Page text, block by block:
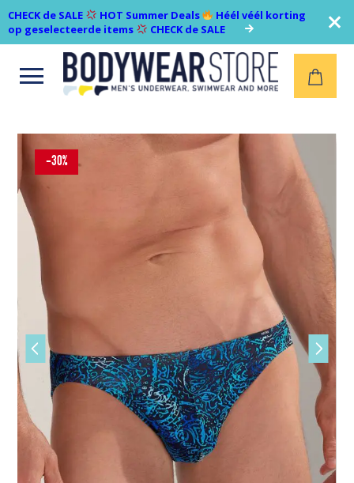
CHECK de SALE HOT Summer Deals
Héél véél korting
op geselecteerde items
CHECK de SALE
Open
-30%
Vorige
slide
slide